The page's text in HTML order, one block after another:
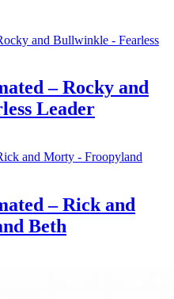
– Rocky and
Leader
– Rick and
Beth